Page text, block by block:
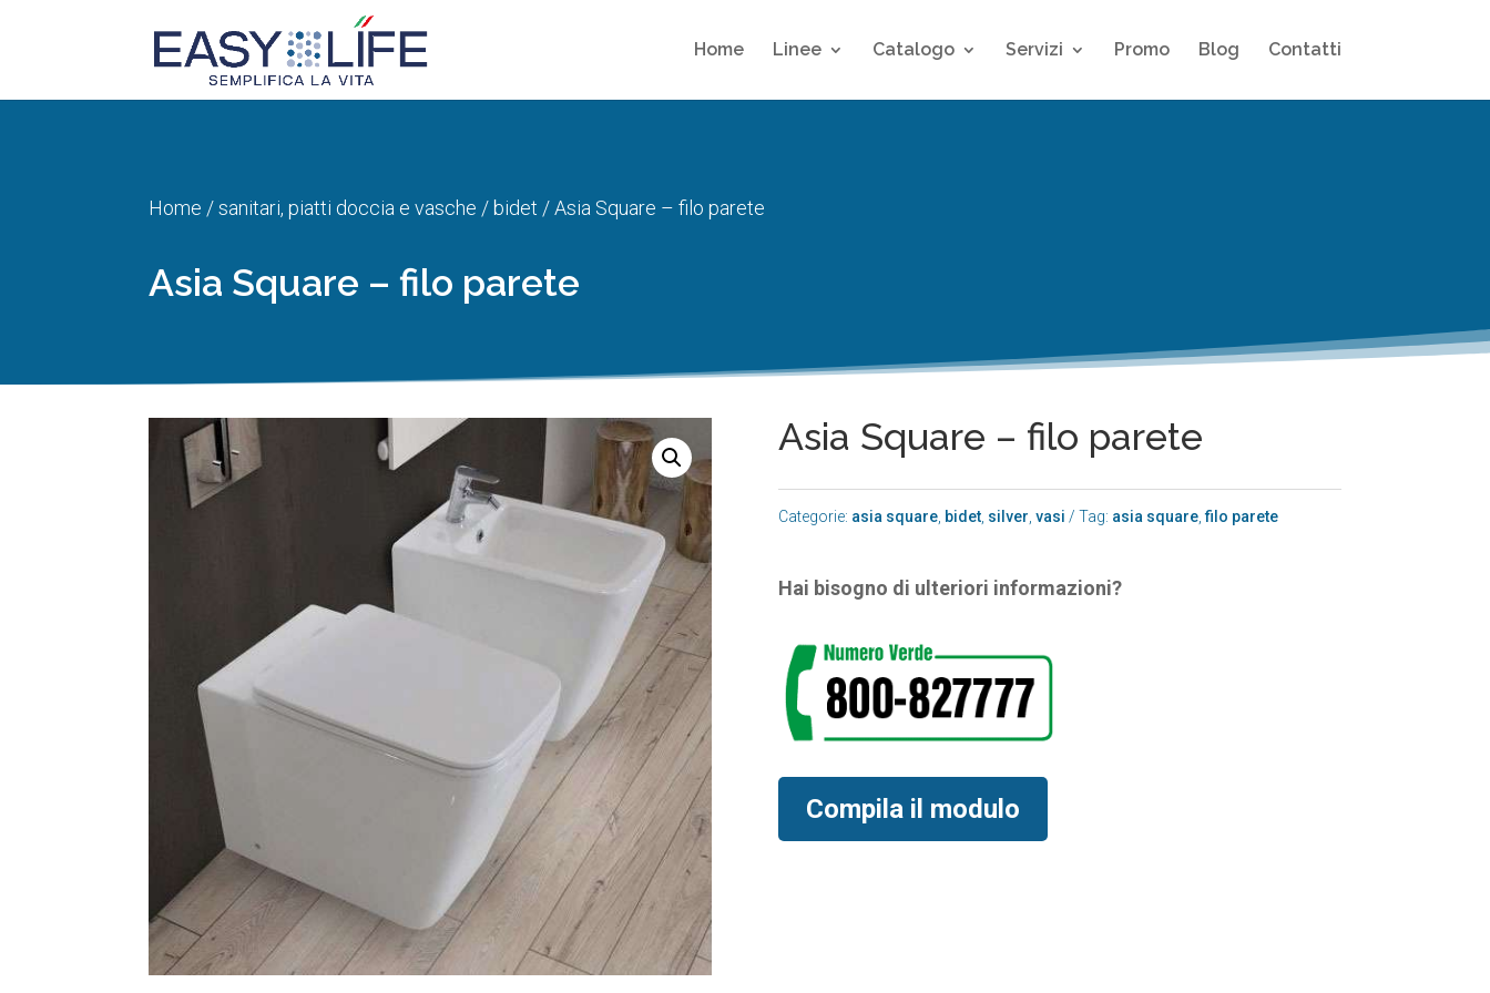
Home Linee Catalogo Servizi Promo Blog Contatti
Home /sanitari, piatti doccia e vasche /bidet / Asia Square – filo parete
Asia Square – filo parete
Asia Square – filo parete
Categorie: asia square, bidet, silver vasi Tag: asia square,filo parete
Hai bisogno di ulteriori informazioni?
Compila il modulo